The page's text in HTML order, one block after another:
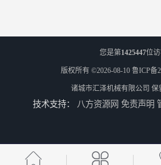
您是第1425447位
版权所有 ©2026-08-10 鲁ICP备
诸城市汇泽机械有限公司 保
技术支持： 八方资源网 免责声明